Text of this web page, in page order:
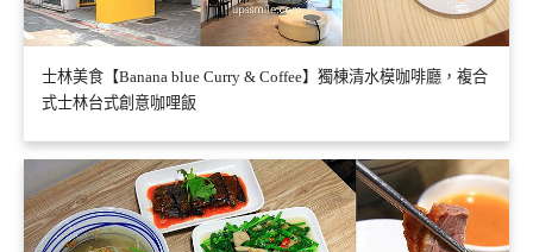
士林美食【Banana blue Curry & Coffee】獨棟清水模咖啡廳，複合
式士林台式創意咖哩飯